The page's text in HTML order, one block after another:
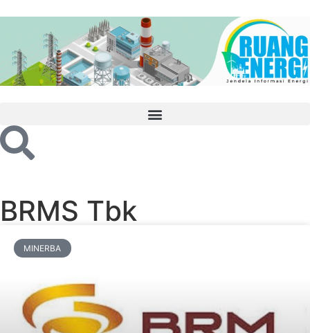
BRMS Tbk
MINERBA